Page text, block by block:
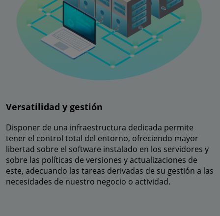
Versatilidad y gestión
Disponer de una infraestructura dedicada permite
tener el control total del entorno, ofreciendo mayor
libertad sobre el software instalado en los servidores y
sobre las políticas de versiones y actualizaciones de
este, adecuando las tareas derivadas de su gestión a las
necesidades de nuestro negocio o actividad.